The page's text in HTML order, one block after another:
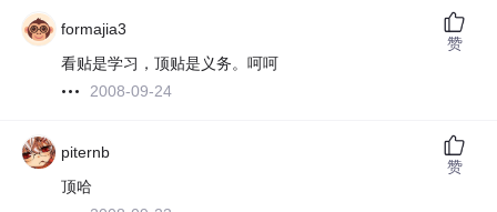
formajia3
看贴是学习，顶贴是义务。呵呵
2008-09-24
赞
piternb
顶哈
赞